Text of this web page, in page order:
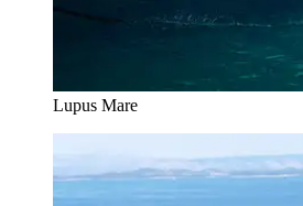
Lupus Mare